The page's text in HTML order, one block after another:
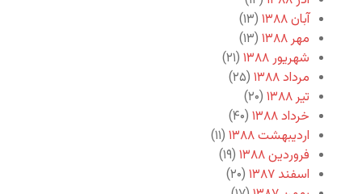
آبان ۱۳۸۸
(۱۳)
مهر ۱۳۸۸
(۱۳)
شهریور ۱۳۸۸
(۲۱)
مرداد ۱۳۸۸
(۲۵)
تیر ۱۳۸۸
(۲۰)
خرداد ۱۳۸۸
(۴۰)
اردیبهشت ۱۳۸۸
(۱۱)
فروردین ۱۳۸۸
(۱۹)
اسفند ۱۳۸۷
(۲۰)